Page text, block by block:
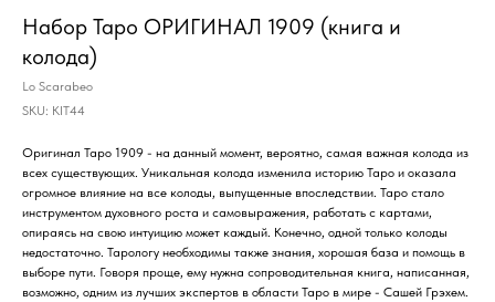
Набор Таро ОРИГИНАЛ 1909 (книга и
колода)
Lo Scarabeo
SKU: KIT44
Оригинал Таро 1909 - на данный момент, вероятно, самая важная колода из
всех существующих. Уникальная колода изменила историю Таро и оказала
огромное влияние на все колоды, выпущенные впоследствии. Таро стало
инструментом духовного роста и самовыражения, работать с картами,
опираясь на свою интуицию может каждый. Конечно, одной только колоды
недостаточно. Тарологу необходимы также знания, хорошая база и помощь в
выборе пути. Говоря проще, ему нужна сопроводительная книга, написанная,
возможно, одним из лучших экспертов в области Таро в мире - Сашей Грэхем.